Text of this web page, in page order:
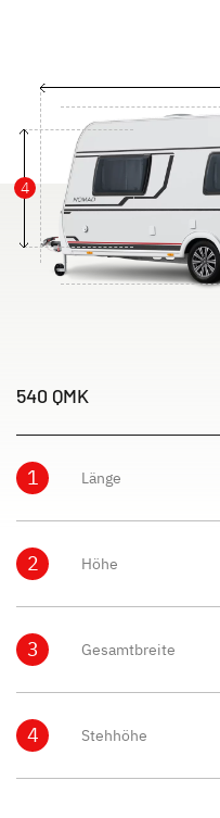
4
540 QMK
1 Länge
2 Höhe
3 Gesamtbreite
4 Stehhöhe